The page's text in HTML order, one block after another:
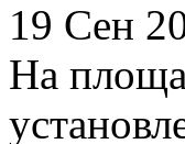
19 Сен
На